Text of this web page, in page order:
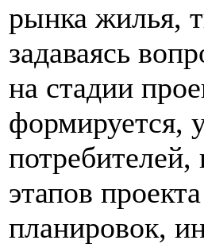
рынка жилья,
задаваясь
на стадии
формируется,
потребителей,
этапов
планировок,